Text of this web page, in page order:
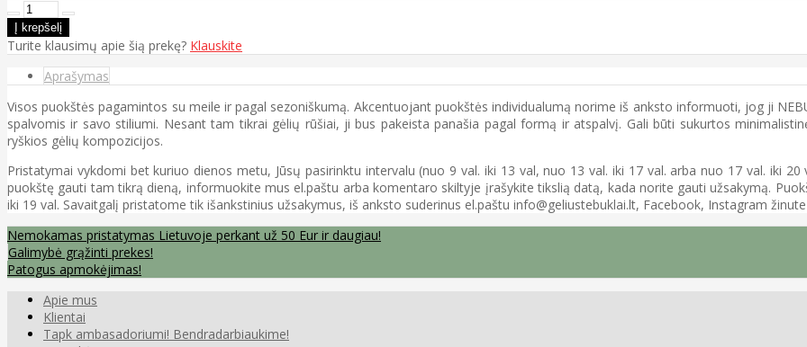
Turite klausimų apie šią prekę? Klauskite
Aprašymas
Visos puokštės pagamintos su meile ir pagal sezoniškumą. Akcentuojant puokštės individualumą norime iš anksto informuoti, jog ji
spalvomis ir savo stiliumi. Nesant tam tikrai gėlių rūšiai, ji bus pakeista panašia pagal formą ir atspalvį. Gali būti sukurtos
ryškios gėlių kompozicijos.
Pristatymai vykdomi bet kuriuo dienos metu, Jūsų pasirinktu intervalu (nuo 9 val. iki 13 val, nuo 13 val. iki 17 val. arba nuo 17 val. iki
puokštę gauti tam tikrą dieną, informuokite mus el.paštu arba komentaro skiltyje įrašykite tikslią datą, kada norite gauti užsakymą.
iki 19 val. Savaitgalį pristatome tik išankstinius užsakymus, iš anksto suderinus el.paštu info@geliustebuklai.lt, Facebook, Instagram
Nemokamas pristatymas Lietuvoje perkant už 50 Eur ir daugiau!
Galimybė grąžinti prekes!
Patogus apmokėjimas!
Apie mus
Klientai
Tapk ambasadoriumi! Bendradarbiaukime!